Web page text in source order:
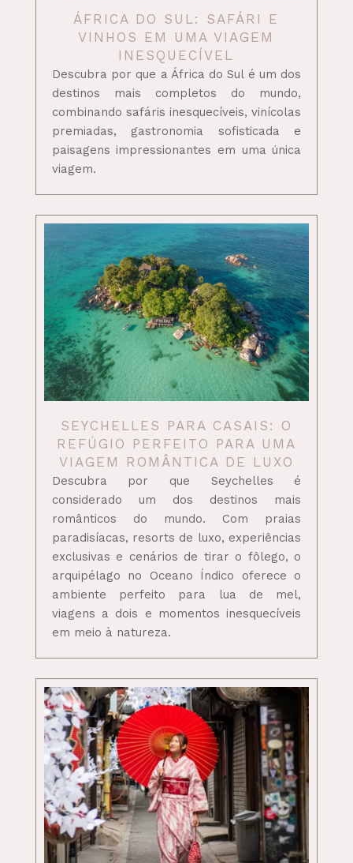
ÁFRICA DO SUL: SAFÁRI E
VINHOS EM UMA VIAGEM
INESQUECÍVEL
Descubra por que a África do Sul é um dos
destinos mais completos do mundo,
combinando safáris inesquecíveis, vinícolas
premiadas, gastronomia sofisticada e
paisagens impressionantes em uma única
viagem.
SEYCHELLES PARA CASAIS: O
REFÚGIO PERFEITO PARA UMA
VIAGEM ROMÂNTICA DE LUXO
Descubra por que Seychelles é
considerado um dos destinos mais
românticos do mundo. Com praias
paradisíacas, resorts de luxo, experiências
exclusivas e cenários de tirar o fôlego, o
arquipélago no Oceano Índico oferece o
ambiente perfeito para lua de mel,
viagens a dois e momentos inesquecíveis
em meio à natureza.